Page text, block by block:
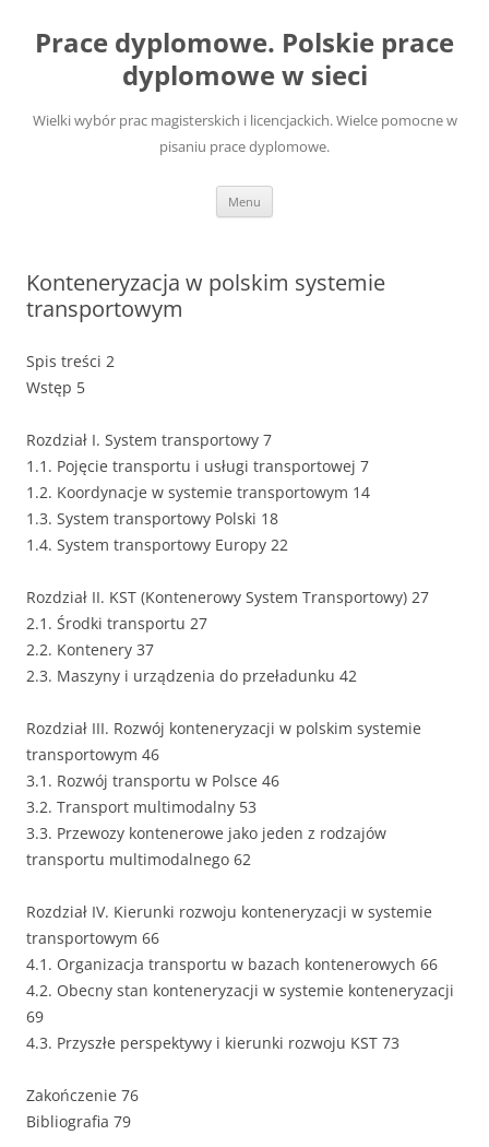
treści
Prace dyplomowe. Polskie prace
dyplomowe w sieci
Wielki wybór prac magisterskich i licencjackich. Wielce pomocne w
pisaniu prace dyplomowe.
Menu
Konteneryzacja w polskim systemie
transportowym
Spis treści 2
Wstęp 5
Rozdział I. System transportowy 7
1.1. Pojęcie transportu i usługi transportowej 7
1.2. Koordynacje w systemie transportowym 14
1.3. System transportowy Polski 18
1.4. System transportowy Europy 22
Rozdział II. KST (Kontenerowy System Transportowy) 27
2.1. Środki transportu 27
2.2. Kontenery 37
2.3. Maszyny i urządzenia do przeładunku 42
Rozdział III. Rozwój konteneryzacji w polskim systemie
transportowym 46
3.1. Rozwój transportu w Polsce 46
3.2. Transport multimodalny 53
3.3. Przewozy kontenerowe jako jeden z rodzajów
transportu multimodalnego 62
Rozdział IV. Kierunki rozwoju konteneryzacji w systemie
transportowym 66
4.1. Organizacja transportu w bazach kontenerowych 66
4.2. Obecny stan konteneryzacji w systemie konteneryzacji
69
4.3. Przyszłe perspektywy i kierunki rozwoju KST 73
Zakończenie 76
Bibliografia 79